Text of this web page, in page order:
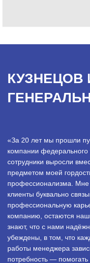
КУЗНЕЦОВ
«За 20 лет мы прошли
компании
сотрудники выросли
предметом моей
профессионализма. Мне
клиенты буквально
профессиональную
компанию, остаются
знают, что с нами
убеждены, в том, что
работы менеджера
потребность —